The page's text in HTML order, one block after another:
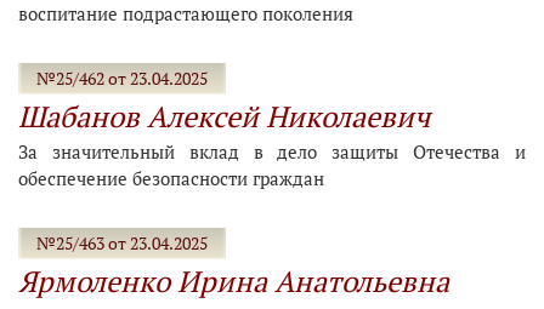
воспитание подрастающего поколения
№25/462 от 23.04.2025
Шабанов Алексей Николаевич
За значительный вклад в дело защиты Отечества и
обеспечение безопасности граждан
№25/463 от 23.04.2025
Ярмоленко Ирина Анатольевна